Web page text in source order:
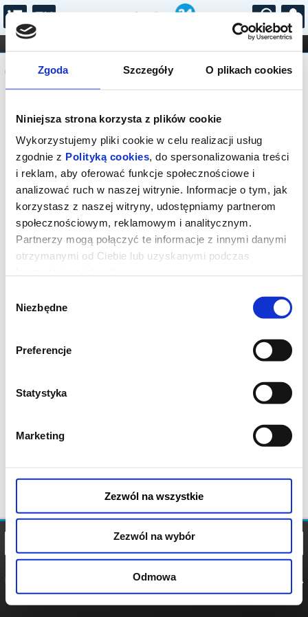
Zgoda Szczegóły O plikach cookies
Niniejsza strona korzysta z plików cookie
Wykorzystujemy pliki cookie w celu realizacji usług
zgodnie z Polityką cookies, do spersonalizowania treści
i reklam, aby oferować funkcje społecznościowe i
analizować ruch w naszej witrynie. Informacje o tym, jak
korzystasz z naszej witryny, udostępniamy partnerom
społecznościowym, reklamowym i analitycznym.
Partnerzy mogą połączyć te informacje z innymi danymi
otrzymanymi od Ciebie lub uzyskanymi podczas
zgody
Niezbędne
Preferencje
Statystyka
Marketing
Zezwól na wszystkie
Zezwól na wybór
Odmowa
...
FILHARMONIA OPERA I BALET
STAND-UP
DLA DZIECI
Komunikat
Sprzedaż biletów on-line na wydarzenie
została zakończona.
POLITYKA
POLITYKA